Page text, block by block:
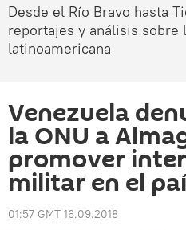
Desde el Río Bravo hasta
reportajes y análisis sobre
latinoamericana
Venezuela
la ONU a
promover
militar en el
01:57 GMT 16.09.2018